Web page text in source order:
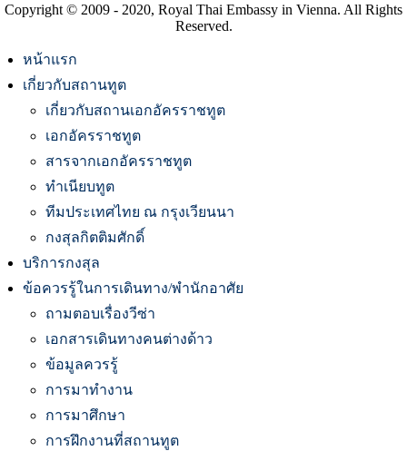
Copyright © 2009 - 2020, Royal Thai Embassy in Vienna. All Rights
Reserved.
หน้าแรก
เกี่ยวกับสถานทูต
เกี่ยวกับสถานเอกอัครราชทูต
เอกอัครราชทูต
สารจากเอกอัครราชทูต
ทำเนียบทูต
ทีมประเทศไทย ณ กรุงเวียนนา
กงสุลกิตติมศักดิ์
บริการกงสุล
ข้อควรรู้ในการเดินทาง/พำนักอาศัย
ถามตอบเรื่องวีซ่า
เอกสารเดินทางคนต่างด้าว
ข้อมูลควรรู้
การมาทำงาน
การมาศึกษา
การฝึกงานที่สถานทูต